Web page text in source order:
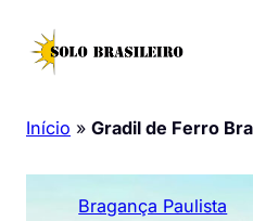
para
Início » Gradil de Ferro
Bragança Paulista